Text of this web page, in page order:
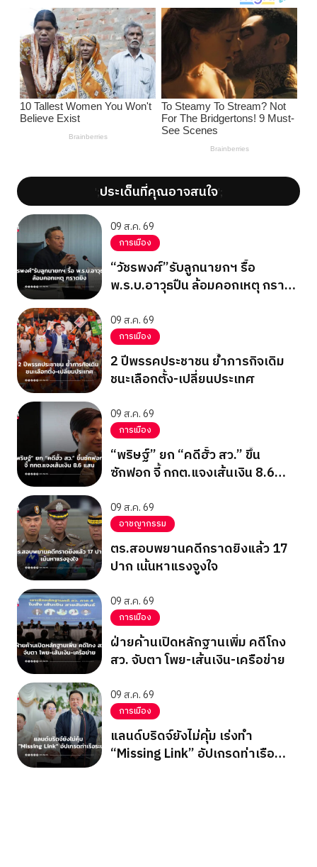
';ประเด็นที่คุณอาจสนใจ';
09 ส.ค. 69
การเมือง
“วัชรพงศ์”รับลูกนายกฯ รื้อ
พ.ร.บ.อาวุธปืน ล้อมคอกเหตุ กราด
09 ส.ค. 69
การเมือง
2 ปีพรรคประชาชน ย้ำภารกิจเดิม
ชนะเลือกตั้ง-เปลี่ยนประเทศ
09 ส.ค. 69
การเมือง
“พริษฐ์” ยก “คดีฮั้ว สว.” ขึ้น
ซักฟอก จี้ กกต.แจงเส้นเงิน 8.6
09 ส.ค. 69
อาชญากรรม
ตร.สอบพยานคดีกราดยิงแล้ว 17
ปาก เน้นหาแรงจูงใจ
09 ส.ค. 69
การเมือง
ฝ่ายค้านเปิดหลักฐานเพิ่ม คดีโกง
สว. จับตา โพย-เส้นเงิน-เครือข่าย
09 ส.ค. 69
การเมือง
แลนด์บริดจ์ยังไม่คุ้ม เร่งทำ
“Missing Link” อัปเกรดท่าเรือ